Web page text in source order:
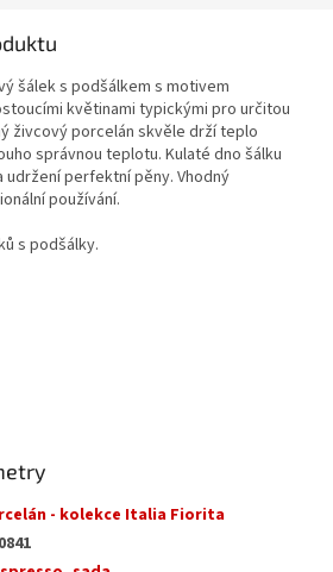
šálek s podšálkem s motivem
květinami typickými pro určitou
živcový porcelán skvěle drží teplo
správnou teplotu. Kulaté dno šálku
perfektní pěny. Vhodný
používání.
s podšálky.
- kolekce Italia Fiorita